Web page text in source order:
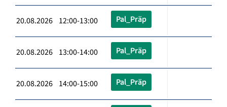
20.08.2026 12:00-13:00 Pal_Präp
20.08.2026 13:00-14:00 Pal_Präp
20.08.2026 14:00-15:00 Pal_Präp